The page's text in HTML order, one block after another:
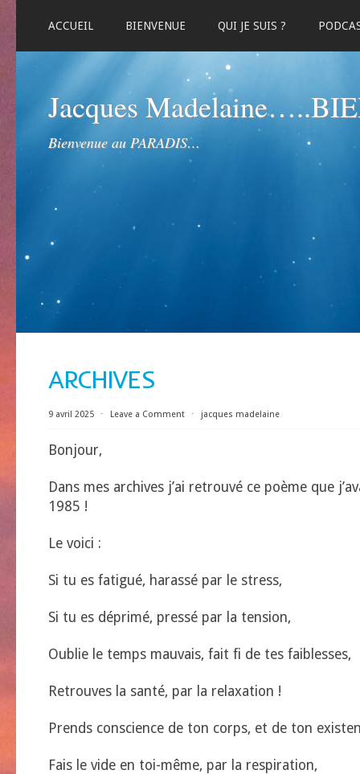
ACCUEIL BIENVENUE QUI JE SUIS ?
Jacques
Bienvenue au PARADIS…
ARCHIVES
9 avril 2025 ⋅ Leave a Comment ⋅ jacques madelaine
Bonjour,
Dans mes archives j’ai retrouvé ce poème que
1985 !
Le voici :
Si tu es fatigué, harassé par le stress,
Si tu es déprimé, pressé par la tension,
Oublie le temps mauvais, fait fi de tes faiblesses,
Retrouves la santé, par la relaxation !
Prends conscience de ton corps, et de ton
Fais le vide en toi-même, par la respiration,